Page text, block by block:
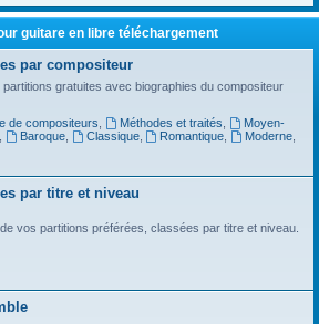
guitare en libre téléchargement
par compositeur
partitions gratuites avec biographies du compositeur
de compositeurs Méthodes et traités
Moyen-
Baroque, Classique, Romantique Moderne
par titre et niveau
vos partitions préférées, classées par titre et niveau.